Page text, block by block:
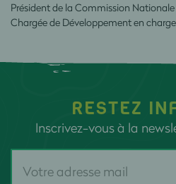
Président de la Commission
Chargée de Développement en
RESTEZ
Inscrivez-vous à la